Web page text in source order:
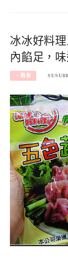
冰冰好料
內餡足，
‧熟食